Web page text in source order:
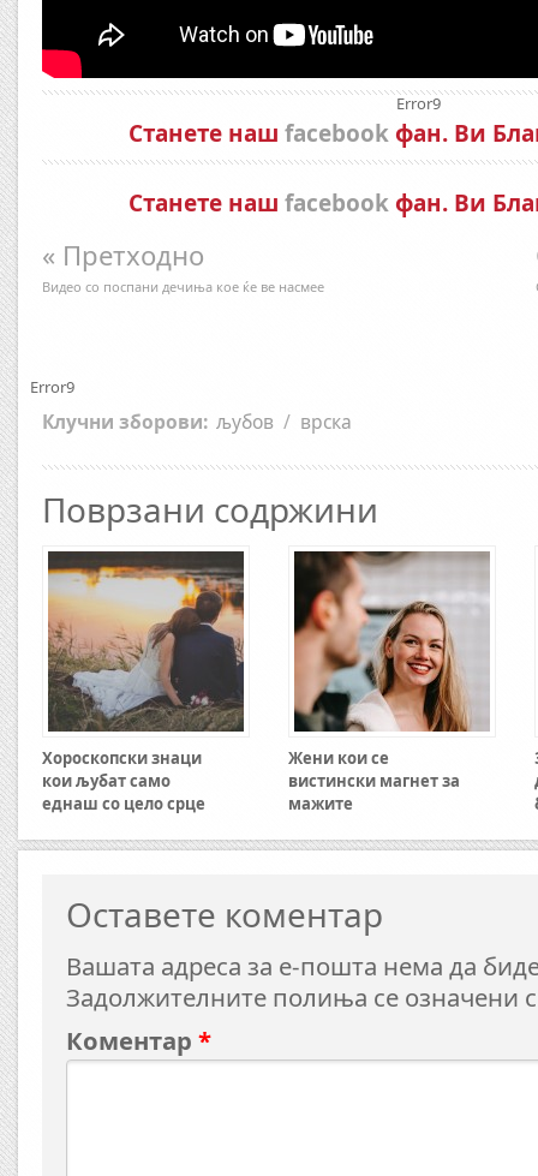
Станете наш facebookфан. Ви
Станете наш facebookфан. Ви
« Претходно
Видео со поспани дечиња кое ќе ве насмее
Error9
Error9
Клучни зборови: љубов / врска
Поврзани содржини
Хороскопски знаци
кои љубат само
еднаш со цело срце
Жени кои се
вистински магнет за
мажите
Оставете коментар
Вашата адреса за е-пошта нема да
Задолжителните полиња се означени
Коментар *